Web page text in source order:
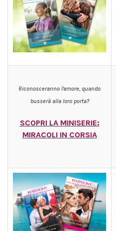
Riconosceranno l'amore, quando
busserà alla loro porta?
SCOPRI LA MINISERIE:
MIRACOLI IN CORSIA